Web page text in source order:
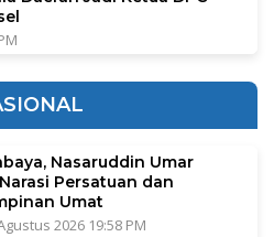
Nasaruddin Umar
Persatuan dan
Umat
2026 19:58 PM